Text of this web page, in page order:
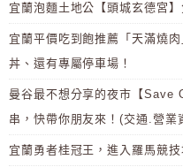
宜蘭泡麵土地公【頭城玄德宮
宜蘭平價吃到飽推薦「天滿燒
丼、還有專屬停車場！
曼谷最不想分享的夜市【Save
串，快帶你朋友來！(交通.營業
宜蘭勇者桂冠王，進入羅馬競